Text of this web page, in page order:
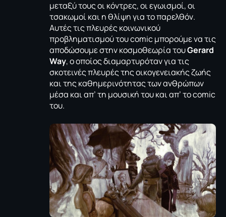
μεταξύ τους οι κόντρες, οι εγωισμοί, οι
τσακωμοί και η θλίψη για το παρελθόν.
Αυτές τις πλευρές κοινωνικού
προβληματισμού του comic μπορούμε να τις
αποδώσουμε στην κοσμοθεωρία τουGerard
Way, ο οποίος διαμαρτυρόταν για τις
σκοτεινές πλευρές της οικογενειακής ζωής
και της καθημερινότητας των ανθρώπων
μέσα και απ’ τη μουσική του και απ’ το comic
του.